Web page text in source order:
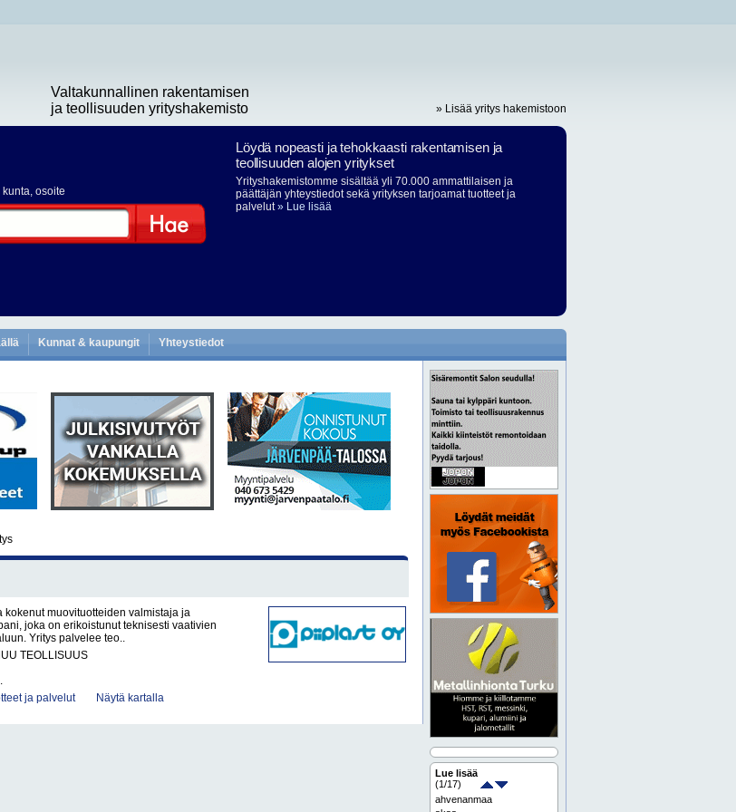
Valtakunnallinen rakentamisen
ja teollisuuden yrityshakemisto
» Lisää yritys hakemistoon
kunta, osoite
Löydä nopeasti ja tehokkaasti rakentamisen ja
teollisuuden alojen yritykset
Yrityshakemistomme sisältää yli 70.000 ammattilaisen ja
päättäjän yhteystiedot sekä yrityksen tarjoamat tuotteet ja
palvelut» Lue lisää
Kunnat & kaupungit Yhteystiedot
kokenut muovituotteiden valmistaja ja
joka on erikoistunut teknisesti vaativien
Yritys palvelee teo..
TEOLLISUUS
ja palvelut Näytä kartalla
Lue lisää
(1/17)
ahvenanmaa